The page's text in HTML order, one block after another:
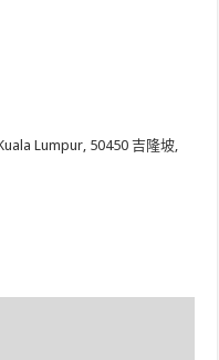
Lumpur, 50450 吉隆坡,